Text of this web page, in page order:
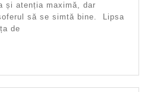
și atenția maximă, dar
să se simtă bine. Lipsa
de